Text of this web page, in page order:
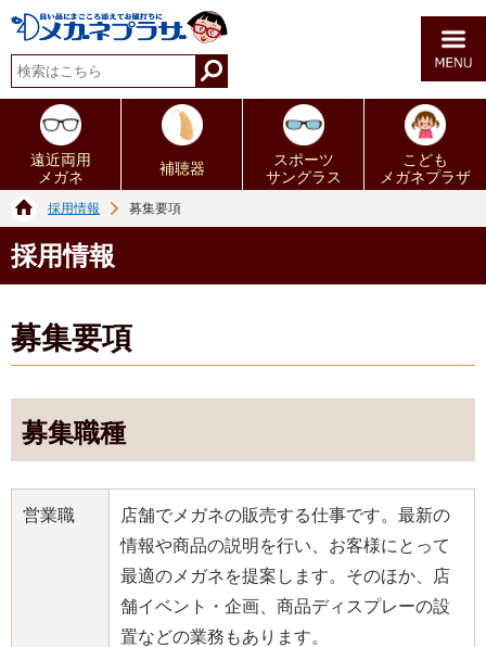
遠近両用
メガネ
補聴器
スポーツ
サングラス
こども
メガネプラザ
採用情報 募集要項
採用情報
募集要項
募集職種
営業職
店舗でメガネの販売する仕事です。最新の
情報や商品の説明を行い、お客様にとって
最適のメガネを提案します。そのほか、店
舗イベント・企画、商品ディスプレーの設
置などの業務もあります。